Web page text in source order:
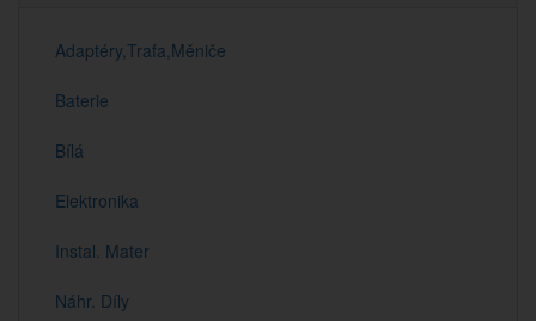
Adaptéry,Trafa,Měniče
Baterie
Bílá
Elektronika
Instal. Mater
Náhr. Díly